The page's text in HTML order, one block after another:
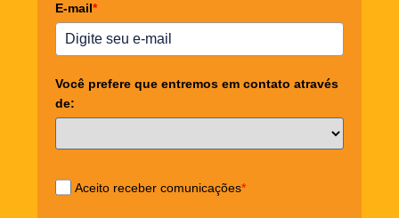
E-mail*
Você prefere que entremos em contato através
de:
Aceito receber comunicações*